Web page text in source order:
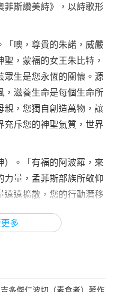
多
菲斯讚美詩》，以詩歌形
噢，尊貴的朱諾，威嚴
，蒙福的女王朱比特，
眾生是您永恆的關懷。源
，滋養生命是每個生命所
親，您獨自創造萬物，讓
充斥您的神聖氣質，世界
。「有福的阿波羅，來
力量，孟菲斯部族所敬仰
遠遠擴散，您的行動潛移
金睛火眼看穿一切，蒼穹
，您的神諭是肯定的，您
太虛，大地的每一角落